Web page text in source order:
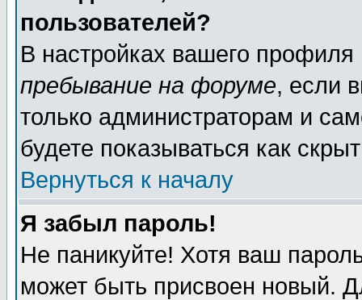
пользователей?
В настройках вашего
пребывание на форуме, если
только администраторам и
будете показываться как
Вернуться к началу
Я забыл пароль!
Не паникуйте! Хотя ваш
может быть присвоен новый.